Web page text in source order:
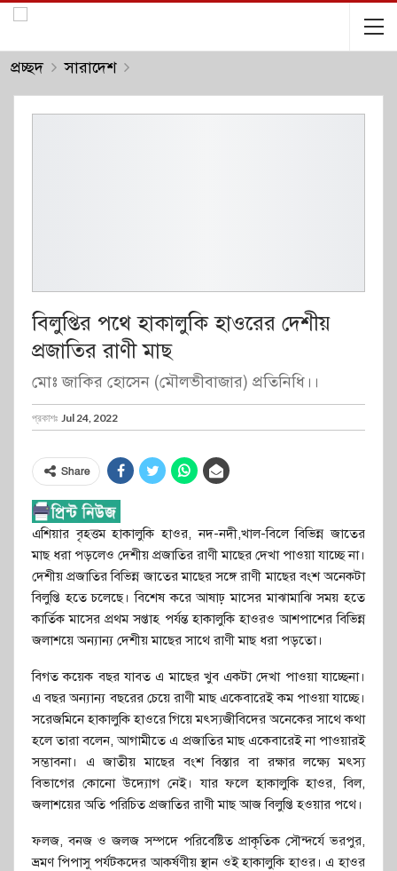
প্রচ্ছদ সারাদেশ
বিলুপ্তির পথে হাকালুকি হাওরের দেশীয়
প্রজাতির রাণী মাছ
মোঃ জাকির হোসেন (মৌলভীবাজার) প্রতিনিধি।।
প্রকাশঃ Jul 24, 2022
Share
এশিয়ার বৃহত্তম হাকালুকি হাওর, নদ-নদী,খাল-বিলে বিভিন্ন জাতের
মাছ ধরা পড়লেও দেশীয় প্রজাতির রাণী মাছের দেখা পাওয়া যাচ্ছে না।
দেশীয় প্রজাতির বিভিন্ন জাতের মাছের সঙ্গে রাণী মাছের বংশ অনেকটা
বিলুপ্তি হতে চলেছে। বিশেষ করে আষাঢ় মাসের মাঝামাঝি সময় হতে
কার্তিক মাসের প্রথম সপ্তাহ পর্যন্ত হাকালুকি হাওরও আশপাশের বিভিন্ন
জলাশয়ে অন্যান্য দেশীয় মাছের সাথে রাণী মাছ ধরা পড়তো।
বিগত কয়েক বছর যাবত এ মাছের খুব একটা দেখা পাওয়া যাচ্ছেনা।
এ বছর অন্যান্য বছরের চেয়ে রাণী মাছ একেবারেই কম পাওয়া যাচ্ছে।
সরেজমিনে হাকালুকি হাওরে গিয়ে মৎস্যজীবিদের অনেকের সাথে কথা
হলে তারা বলেন, আগামীতে এ প্রজাতির মাছ একেবারেই না পাওয়ারই
সম্ভাবনা। এ জাতীয় মাছের বংশ বিস্তার বা রক্ষার লক্ষ্যে মৎস্য
বিভাগের কোনো উদ্যোগ নেই। যার ফলে হাকালুকি হাওর, বিল,
জলাশয়ের অতি পরিচিত প্রজাতির রাণী মাছ আজ বিলুপ্তি হওয়ার পথে।
ফলজ, বনজ ও জলজ সম্পদে পরিবেষ্টিত প্রাকৃতিক সৌন্দর্যে ভরপুর,
ভ্রমণ পিপাসু পর্যটকদের আকর্ষণীয় স্থান ওই হাকালুকি হাওর। এ হাওর